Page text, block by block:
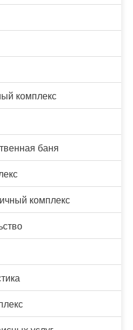
комплекс
баня
комплекс